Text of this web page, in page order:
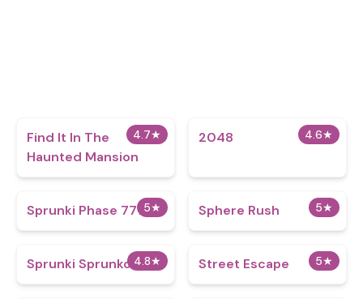
4.7★
Find It In The
Haunted Mansion
4.6★
2048
5★
Sprunki Phase 777 5★
Sphere Rush
4.8★
Sprunki Sprunkolality 5★
Street Escape